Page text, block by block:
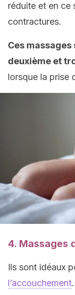
réduite et en ce
contractures.
Ces
deuxième et
lorsque la prise
4. Massages
Ils sont idéaux
l’accouchement.